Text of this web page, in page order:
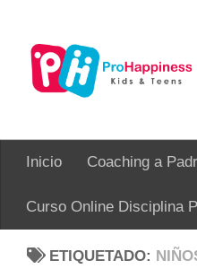
Inicio Coaching a
Curso Online Disciplina
ETIQUETADO: